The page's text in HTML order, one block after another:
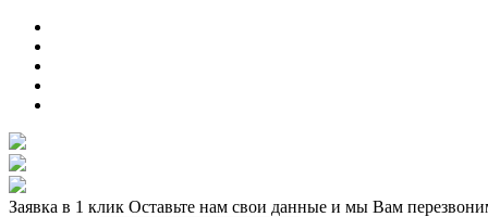
Заявка в 1 клик Оставьте нам свои данные и мы Вам